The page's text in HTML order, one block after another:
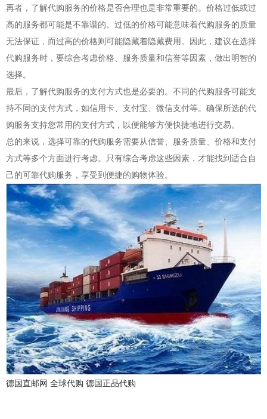
再者，了解代购服务的价格是否合理也是非常重要的。价格过低或过
高的服务都可能是不靠谱的。过低的价格可能意味着代购服务的质量
无法保证，而过高的价格则可能隐藏着隐藏费用。因此，建议在选择
代购服务时，要综合考虑价格、服务质量和信誉等因素，做出明智的
选择。
最后，了解代购服务的支付方式也是必要的。不同的代购服务可能支
持不同的支付方式，如信用卡、支付宝、微信支付等。确保所选的代
购服务支持您常用的支付方式，以便能够方便快捷地进行交易。
总的来说，选择可靠的代购服务需要从信誉、服务质量、价格和支付
方式等多个方面进行考虑。只有综合考虑这些因素，才能找到适合自
己的可靠代购服务，享受到便捷的购物体验。
德国直邮网 全球代购 德国正品代购